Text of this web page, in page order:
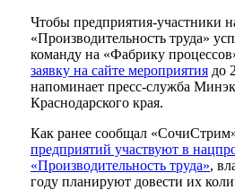
Чтобы предприятия-участники
«Производительность труда»
команду на «Фабрику
заявку на сайте мероприятия до
напоминает пресс-служба
Краснодарского края.
Как ранее сообщал
предприятий участвуют в
«Производительность труда»,
году планируют довести их